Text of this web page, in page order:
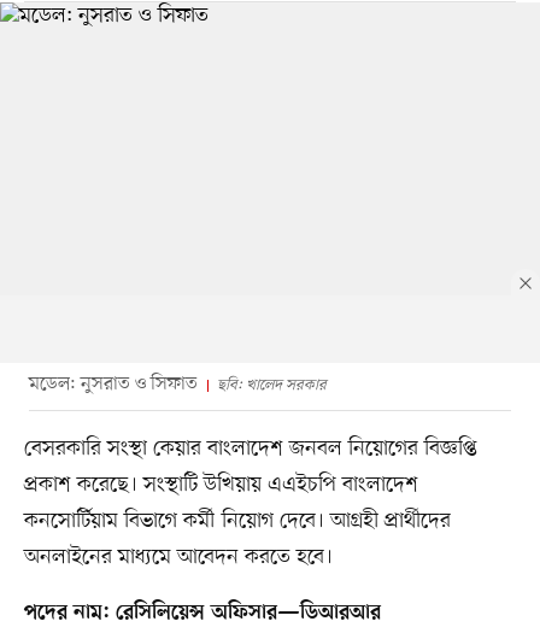
মডেল: নুসরাত ও সিফাত ছবি: খালেদ সরকার
বেসরকারি সংস্থা কেয়ার বাংলাদেশ জনবল নিয়োগের বিজ্ঞপ্তি
প্রকাশ করেছে। সংস্থাটি উখিয়ায় এএইচপি বাংলাদেশ
কনসোর্টিয়াম বিভাগে কর্মী নিয়োগ দেবে। আগ্রহী প্রার্থীদের
অনলাইনের মাধ্যমে আবেদন করতে হবে।
পদের নাম: রেসিলিয়েন্স অফিসার—ডিআরআর